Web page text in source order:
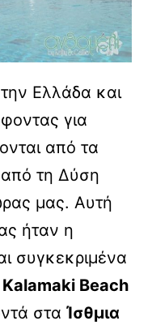
Ελλάδα και
για
από τα
από τη Δύση
μας. Αυτή
ήταν η
συγκεκριμένα
Kalamaki Beach
στα Ίσθμια